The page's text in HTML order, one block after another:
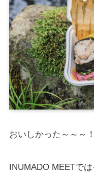
おいしかった～～～！
INUMADO MEETで